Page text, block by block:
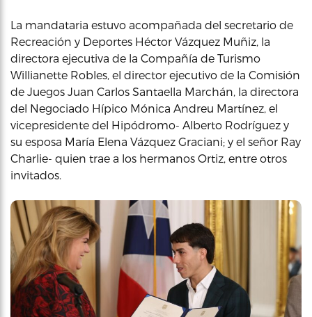
La mandataria estuvo acompañada del secretario de
Recreación y Deportes Héctor Vázquez Muñiz, la
directora ejecutiva de la Compañía de Turismo
Willianette Robles, el director ejecutivo de la Comisión
de Juegos Juan Carlos Santaella Marchán, la directora
del Negociado Hípico Mónica Andreu Martínez, el
vicepresidente del Hipódromo- Alberto Rodríguez y
su esposa María Elena Vázquez Graciani; y el señor Ray
Charlie- quien trae a los hermanos Ortiz, entre otros
invitados.